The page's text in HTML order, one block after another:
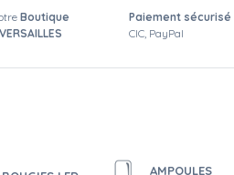
Boutique
VERSAILLES
Paiement sécurisé
CIC, PayPal
AMPOULES